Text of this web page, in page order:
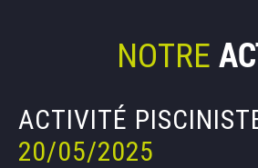
NOTRE
ACTIVITÉ
20/05/2025
NOTRE
ON PARLE DE NOUS
20/05/2025